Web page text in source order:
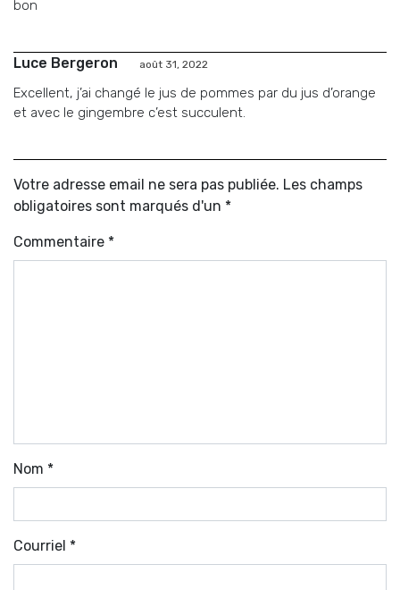
bon
Luce Bergeron août 31, 2022
Excellent, j’ai changé le jus de pommes par du jus d’orange
et avec le gingembre c’est succulent.
Votre adresse email ne sera pas publiée. Les champs
obligatoires sont marqués d'un *
Commentaire *
Nom *
Courriel *